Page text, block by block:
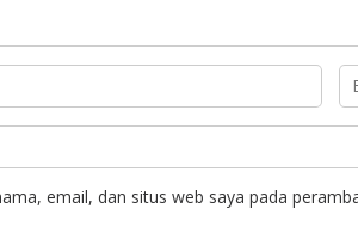
email, dan situs web saya pada